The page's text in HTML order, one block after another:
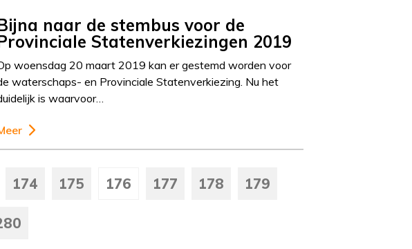
naar de stembus voor de
Statenverkiezingen 2019
woensdag 20 maart 2019 kan er gestemd worden voor
waterschaps- en Provinciale Statenverkiezing. Nu het
is waarvoor…
174 175 176 177 178 179